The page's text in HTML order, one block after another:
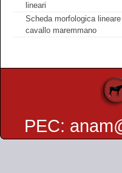
lineari
Scheda morfologica lineare
cavallo maremmano
PEC: